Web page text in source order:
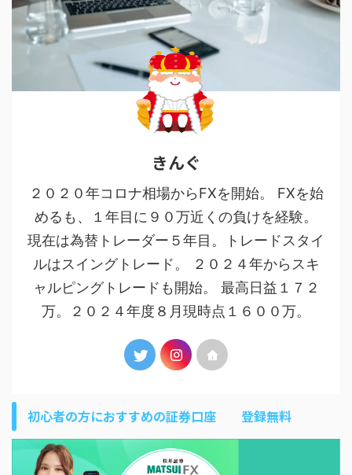
きんぐ
２０２０年コロナ相場からFXを開始。 FXを始
めるも、１年目に９０万近くの負けを経験。
現在は為替トレーダー５年目。トレードスタイ
ルはスイングトレード。 ２０２４年からスキ
ャルピングトレードも開始。 最高日益１７２
万。２０２４年度８月現時点１６００万。
初心者の方におすすめの証券口座 登録無料